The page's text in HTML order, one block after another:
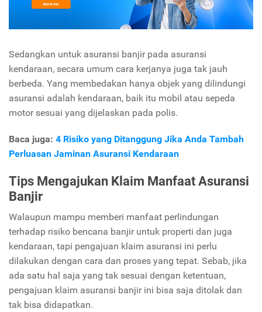
Sedangkan untuk asuransi banjir pada asuransi
kendaraan, secara umum cara kerjanya juga tak jauh
berbeda. Yang membedakan hanya objek yang dilindungi
asuransi adalah kendaraan, baik itu mobil atau sepeda
motor sesuai yang dijelaskan pada polis.
Baca juga: 4 Risiko yang Ditanggung Jika Anda Tambah
Perluasan Jaminan Asuransi Kendaraan
Tips Mengajukan Klaim Manfaat Asuransi
Banjir
Walaupun mampu memberi manfaat perlindungan
terhadap risiko bencana banjir untuk properti dan juga
kendaraan, tapi pengajuan klaim asuransi ini perlu
dilakukan dengan cara dan proses yang tepat. Sebab, jika
ada satu hal saja yang tak sesuai dengan ketentuan,
pengajuan klaim asuransi banjir ini bisa saja ditolak dan
tak bisa didapatkan.